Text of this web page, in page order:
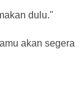
dulu."
akan segera